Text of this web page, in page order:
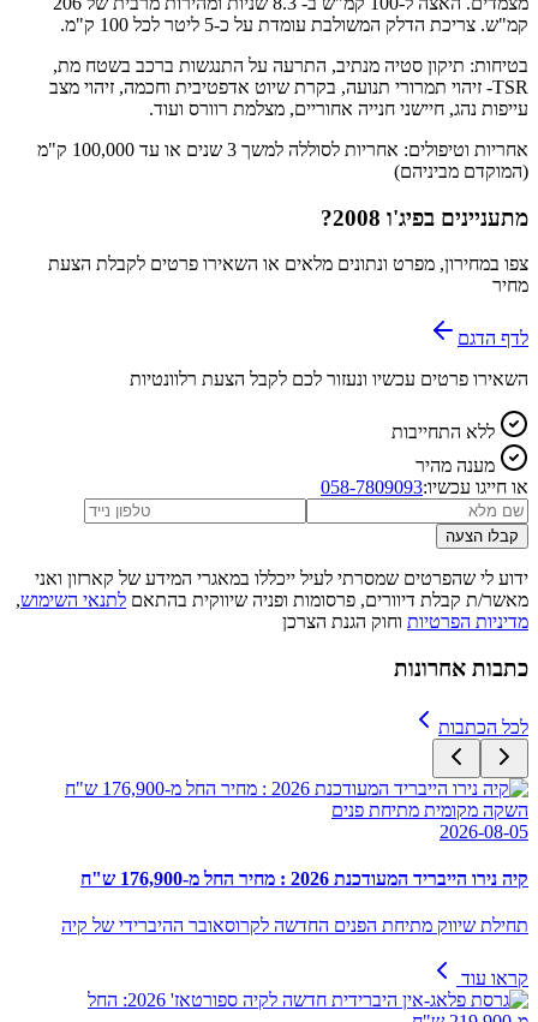
קמ"ש. צריכת הדלק המשולבת עומדת על כ-5 ליטר לכל 100 ק"מ.
בטיחות: תיקון סטיה מנתיב, התרעה על התנגשות ברכב בשטח מת,
TSR- זיהוי תמרורי תנועה, בקרת שיוט אדפטיבית וחכמה, זיהוי מצב
עייפות נהג, חיישני חנייה אחוריים, מצלמת רוורס ועוד.
אחריות וטיפולים: אחריות לסוללה למשך 3 שנים או עד 100,000 ק"מ
(המוקדם מביניהם)
מתעניינים בפיג'ו 2008 ?
צפו במחירון, מפרט ונתונים מלאים או השאירו פרטים לקבלת הצעת
מחיר
לדף הדגם
השאירו פרטים עכשיו ונעזור לכם לקבל הצעת רלוונטיות
ללא התחייבות
מענה מהיר
או חייגו עכשיו:058-7809093
קבלו הצעה
ידוע לי שהפרטים שמסרתי לעיל ייכללו במאגרי המידע של קארזון ואני
מאשר/ת קבלת דיוורים, פרסומות ופניה שיווקית בהתאם לתנאי השימוש,
מדיניות הפרטיות וחוק הגנת הצרכן
כתבות אחרונות
לכל הכתבות
השקה מקומית מתיחת פנים
2026-08-05
קיה נירו הייבריד המעודכנת 2026 : מחיר החל מ-176,900 ש"ח
תחילת שיווק מתיחת הפנים החדשה לקרוסאובר ההיברידי של קיה
קראו עוד